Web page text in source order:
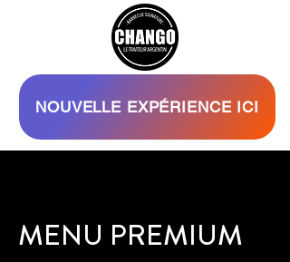
NOUVELLE EXPÉRIENCE ICI
MENU PREMIUM